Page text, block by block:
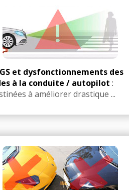
et dysfonctionnements des
à la conduite / autopilot :
à améliorer drastique ...